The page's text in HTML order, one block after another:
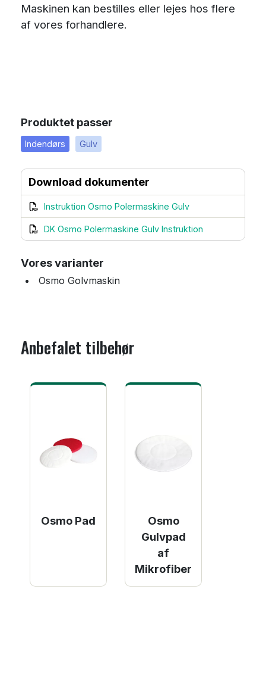
Maskinen kan bestilles eller lejes hos flere
af vores forhandlere.
Produktet passer
Indendørs Gulv
Download dokumenter
Instruktion Osmo Polermaskine Gulv
DK Osmo Polermaskine Gulv Instruktion
Vores varianter
Osmo Golvmaskin
Anbefalet tilbehør
Osmo Pad
Osmo
Gulvpad
af
Mikrofiber